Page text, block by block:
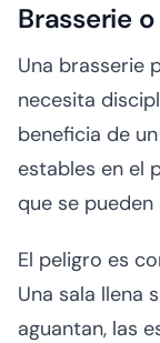
Brasserie
Una brasserie
necesita
beneficia de
estables en el
que se
El peligro es
Una sala llena
aguantan, las